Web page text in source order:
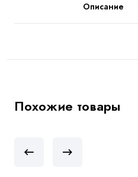
Описание
Похожие товары